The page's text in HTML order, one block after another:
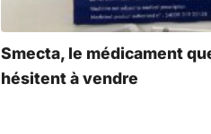
Smecta, le médicament
hésitent à vendre